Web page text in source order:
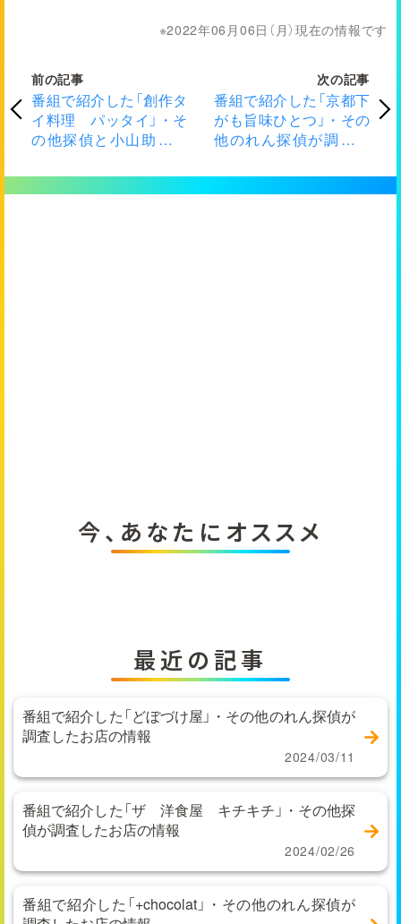
2022年06月06日（月）現在の情報です
前の記事
番組で紹介した「創作タ
イ料理 パッタイ」・そ
の他探偵と小山助手が
次の記事
番組で紹介した「京都下
がも旨味ひとつ」・その
他のれん探偵が調査し
今、あなたにオススメ
最近の記事
番組で紹介した「どぼづけ屋」・その他のれん探偵が
調査したお店の情報
2024/03/11
番組で紹介した「ザ 洋食屋 キチキチ」・その他探
偵が調査したお店の情報
2024/02/26
番組で紹介した「+chocolat」・その他のれん探偵が